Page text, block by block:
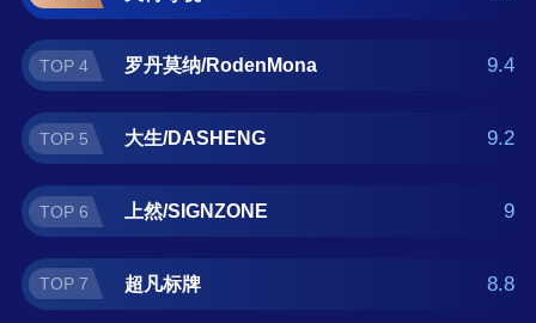
实的数据提供幼儿园班牌品牌推荐，让您选得
放心。(榜单每月更新一次)
TOP 4 罗丹莫纳/RodenMona 9.4
TOP 5 大生/DASHENG 9.2
TOP 6 上然/SIGNZONE 9
TOP 7 超凡标牌 8.8